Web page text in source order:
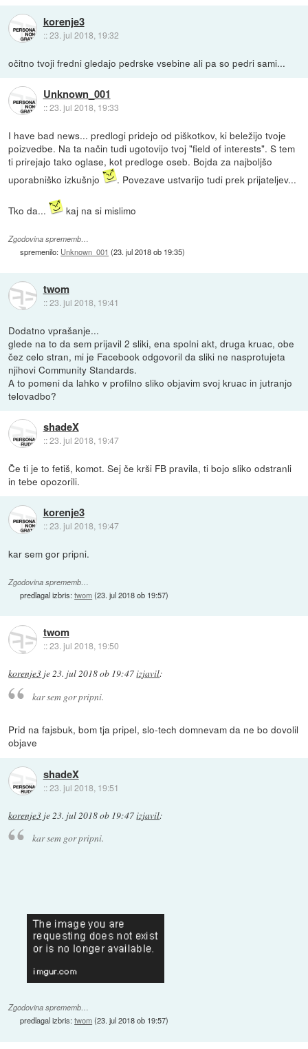
korenje3
::23. jul 2018, 19:32
očitno tvoji fredni gledajo pedrske vsebine ali pa so pedri sami...
Unknown_001
::23. jul 2018, 19:33
I have bad news... predlogi pridejo od piškotkov, ki beležijo tvoje
poizvedbe. Na ta način tudi ugotovijo tvoj "field of interests". S tem
ti prirejajo tako oglase, kot predloge oseb. Bojda za najboljšo
uporabniško izkušnjo
. Povezave ustvarijo tudi prek prijateljev...
Tko da... kaj na si mislimo
Zgodovina sprememb…
spremenilo: Unknown_001 (23. jul 2018 ob 19:35)
twom
::23. jul 2018, 19:41
Dodatno vprašanje...
glede na to da sem prijavil 2 sliki, ena spolni akt, druga kruac, obe
čez celo stran, mi je Facebook odgovoril da sliki ne nasprotujeta
njihovi Community Standards.
A to pomeni da lahko v profilno sliko objavim svoj kruac in jutranjo
telovadbo?
shadeX
::23. jul 2018, 19:47
Če ti je to fetiš, komot. Sej če krši FB pravila, ti bojo sliko odstranli
in tebe opozorili.
korenje3
::23. jul 2018, 19:47
kar sem gor pripni.
Zgodovina sprememb…
predlagal izbris:twom(23. jul 2018 ob 19:57)
twom
::23. jul 2018, 19:50
korenje3 je23. jul 2018 ob 19:47izjavil:
kar sem gor pripni.
Prid na fajsbuk, bom tja pripel, slo-tech domnevam da ne bo dovolil
objave
shadeX
::23. jul 2018, 19:51
korenje3 je 23. jul 2018 ob 19:47izjavil:
kar sem gor pripni.
Zgodovina sprememb…
predlagal izbris:twom(23. jul 2018 ob 19:57)